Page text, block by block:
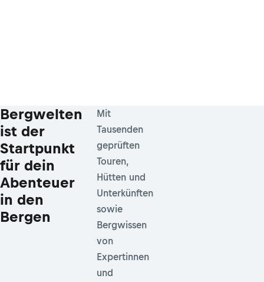
Bergwelten
ist der
Startpunkt
für dein
Abenteuer
in den
Bergen
Mit
Tausenden
geprüften
Touren,
Hütten und
Unterkünften
sowie
Bergwissen
von
Expertinnen
und